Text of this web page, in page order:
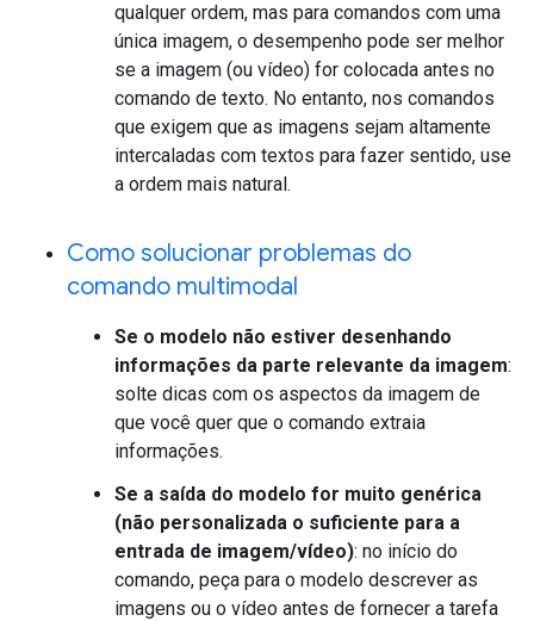
qualquer ordem, mas para comandos com uma
única imagem, o desempenho pode ser melhor
se a imagem (ou vídeo) for colocada antes no
comando de texto. No entanto, nos comandos
que exigem que as imagens sejam altamente
intercaladas com textos para fazer sentido, use
a ordem mais natural.
Como solucionar problemas do
comando multimodal
Se o modelo não estiver desenhando
informações da parte relevante da imagem:
solte dicas com os aspectos da imagem de
que você quer que o comando extraia
informações.
Se a saída do modelo for muito genérica
(não personalizada o suficiente para a
entrada de imagem/vídeo): no início do
comando, peça para o modelo descrever as
imagens ou o vídeo antes de fornecer a tarefa